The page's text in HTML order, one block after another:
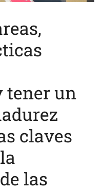
tener un
claves
las